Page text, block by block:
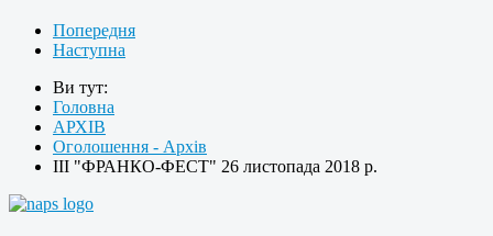
Попередня
Наступна
Ви тут:
Головна
АРХІВ
Оголошення - Архів
ІІІ "ФРАНКО-ФЕСТ" 26 листопада 2018 р.